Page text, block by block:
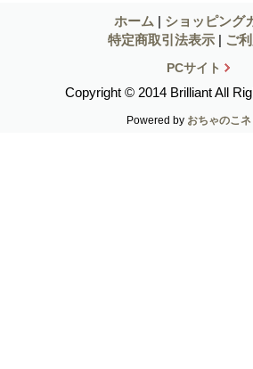
ホーム | ショッピング
特定商取引法表示 | ご
PCサイト
Copyright © 2014 Brilliant All
Powered by おちゃのこネ